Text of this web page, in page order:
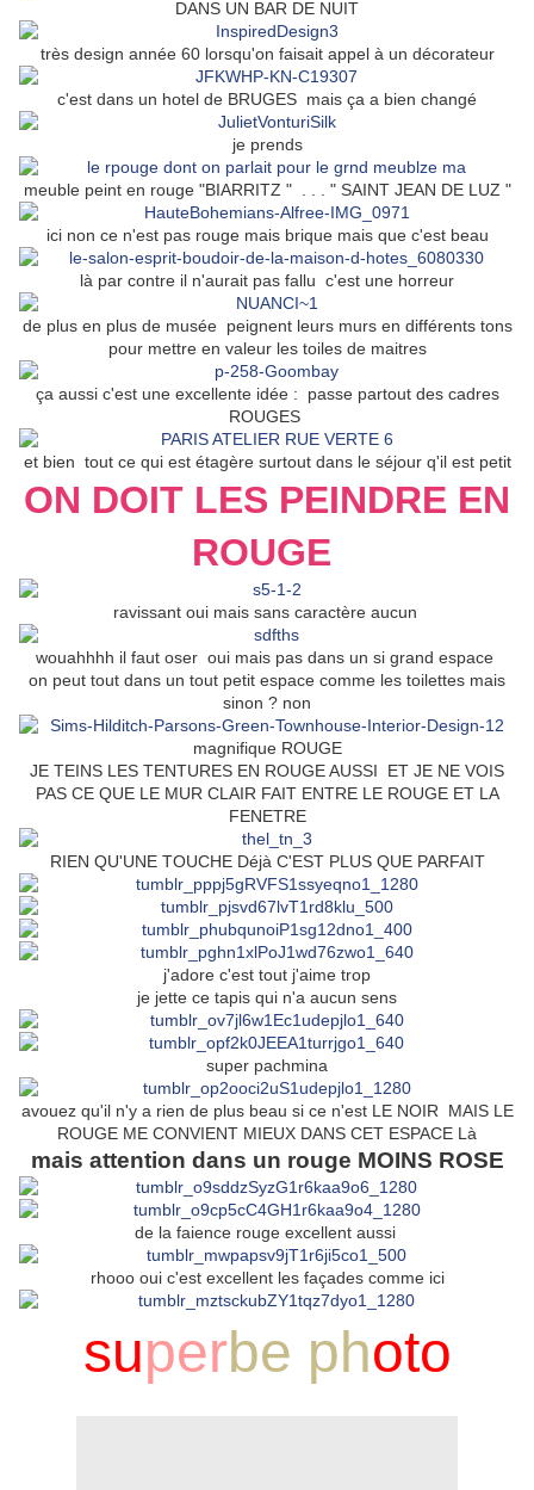
DANS UN BAR DE NUIT
très design année 60 lorsqu'on faisait appel à un décorateur
c'est dans un hotel de BRUGES mais ça a bien changé
je prends
meuble peint en rouge "BIARRITZ " . . . " SAINT JEAN DE LUZ "
ici non ce n'est pas rouge mais brique mais que c'est beau
là par contre il n'aurait pas fallu c'est une horreur
de plus en plus de musée peignent leurs murs en différents tons
pour mettre en valeur les toiles de maitres
ça aussi c'est une excellente idée : passe partout des cadres
ROUGES
et bien tout ce qui est étagère surtout dans le séjour q'il est petit
ON DOIT LES PEINDRE EN
ROUGE
ravissant oui mais sans caractère aucun
wouahhhh il faut oser oui mais pas dans un si grand espace
on peut tout dans un tout petit espace comme les toilettes mais
sinon ? non
magnifique ROUGE
JE TEINS LES TENTURES EN ROUGE AUSSI ET JE NE VOIS
PAS CE QUE LE MUR CLAIR FAIT ENTRE LE ROUGE ET LA
FENETRE
RIEN QU'UNE TOUCHE Déjà C'EST PLUS QUE PARFAIT
j'adore c'est tout j'aime trop
je jette ce tapis qui n'a aucun sens
super pachmina
avouez qu'il n'y a rien de plus beau si ce n'est LE NOIR MAIS LE
ROUGE ME CONVIENT MIEUX DANS CET ESPACE Là
mais attention dans un rouge MOINS ROSE
de la faience rouge excellent aussi
rhooo oui c'est excellent les façades comme ici
superbe photo